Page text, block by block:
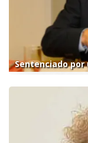
Sentenciado